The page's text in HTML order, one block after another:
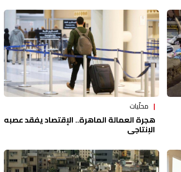
محلّيات
هجرة العمالة الماهرة.. الإقتصاد يفقد عصبه
الإنتاجي